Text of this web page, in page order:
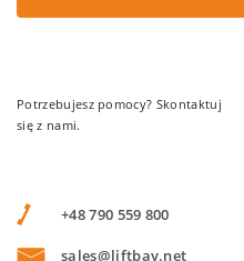
Potrzebujesz pomocy? Skontaktuj
się z nami.
+48 790 559 800
sales@liftbay.net